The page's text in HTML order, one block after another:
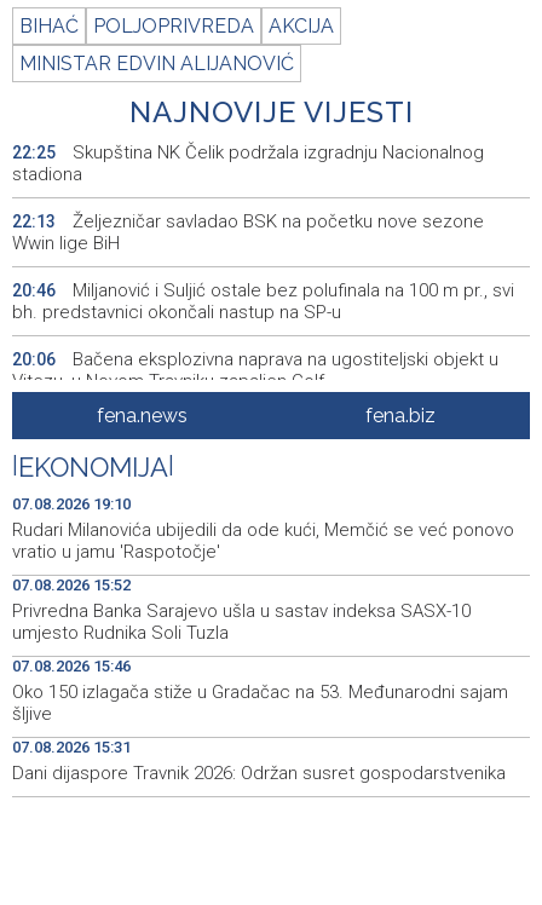
BIHAĆ POLJOPRIVREDA
AKCIJA
MINISTAR EDVIN ALIJANOVIĆ
NAJNOVIJE VIJESTI
22:25
Skupština NK Čelik podržala izgradnju Nacionalnog
stadiona
22:13
Željezničar savladao BSK na početku nove sezone
Wwin lige BiH
20:46
Miljanović i Suljić ostale bez polufinala na 100 m pr., svi
bh. predstavnici okončali nastup na SP-u
20:06
Bačena eksplozivna naprava na ugostiteljski objekt u
Vitezu, u Novom Travniku zapaljen Golf
Galerija ULUPUBiH otvara novu izlagačku sezonu,
predstavlja novi izlagački program
19:44 Faris Dževahirić novi nogometaš Veleža
19:21 Announcement of events for Saturday, 8 August 2026
19:10
Rudari Milanovića ubijedili da ode kući, Memčić se već
ponovo vratio u jamu 'Raspotočje'
19:03
Sarajevo Film Festival presents Kinoscope and
Kinoscope Surreal programs
19:00
fena.news fena.biz
EKONOMIJA
07.08.2026 19:10
Rudari Milanovića ubijedili da ode kući, Memčić se već ponovo
vratio u jamu 'Raspotočje'
07.08.2026 15:52
Privredna Banka Sarajevo ušla u sastav indeksa SASX-10
umjesto Rudnika Soli Tuzla
07.08.2026 15:46
Oko 150 izlagača stiže u Gradačac na 53. Međunarodni sajam
šljive
07.08.2026 15:31
Dani dijaspore Travnik 2026: Održan susret gospodarstvenika